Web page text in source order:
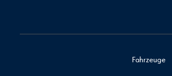
Fahrzeuge